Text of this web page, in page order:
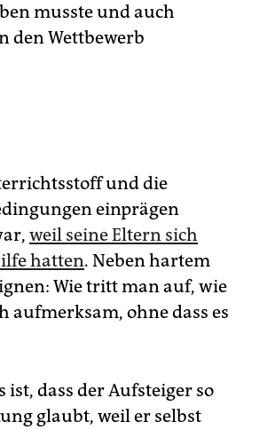
musste und auch
den Wettbewerb
und die
einprägen
weil seine Eltern sich
hatten. Neben hartem
Wie tritt man auf, wie
ohne dass es
dass der Aufsteiger so
glaubt, weil er selbst